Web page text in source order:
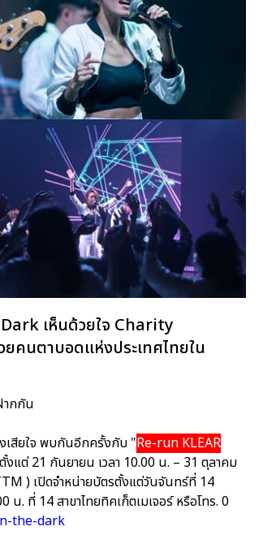
เห็นด้วยใจ Charity
คนตาบอดแห่งประเทศไทยใน
ากกัน
เสียใจ พบกันอีกครั้งกับ "Re-run KLEAR
งแต่ 21 กันยายน เวลา 10.00 น. – 31 ตุลาคม
) เปิดจำหน่ายบัตรตั้งแต่วันจันทร์ที่ 14
น. ที่ 14 สาขาไทยทิคเก็ตเมเจอร์ หรือโทร. 0
the-dark